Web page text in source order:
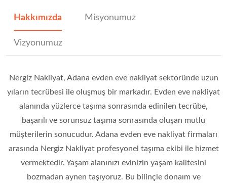
Hakkımızda Misyonumuz
Vizyonumuz
Nergiz Nakliyat, Adana evden eve nakliyat sektoründe uzun
yıların tecrübesi ile oluşmuş bir markadır. Evden eve nakliyat
alanında yüzlerce taşıma sonrasında edinilen tecrübe,
başarılı ve sorunsuz taşıma sonrasında oluşan mutlu
müşterilerin sonucudur. Adana evden eve nakliyat firmaları
arasında Nergiz Nakliyat profesyonel taşıma ekibi ile hizmet
vermektedir. Yaşam alanınızı evinizin yaşam kalitesini
bozmadan aynen taşıyoruz. Bu bilinçle donaım ve